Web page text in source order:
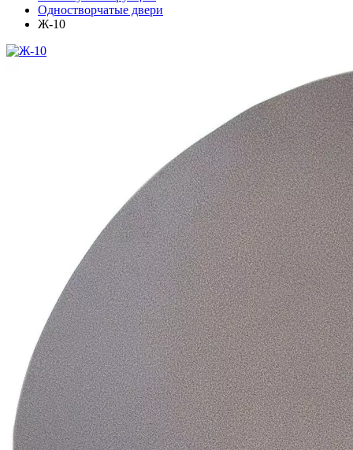
Одностворчатые двери
Ж-10